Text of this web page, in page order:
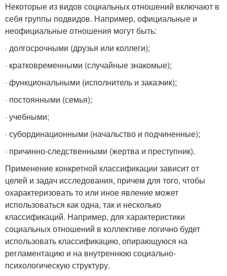
Некоторые из видов социальных отношений включают в
себя группы подвидов. Например, официальные и
неофициальные отношения могут быть:
· долгосрочными (друзья или коллеги);
· кратковременными (случайные знакомые);
· функциональными (исполнитель и заказчик);
· постоянными (семья);
· учебными;
· субординационными (начальство и подчиненные);
· причинно-следственными (жертва и преступник).
Применение конкретной классификации зависит от
целей и задач исследования, причем для того, чтобы
охарактеризовать то или иное явление может
использоваться как одна, так и несколько
классификаций. Например, для характеристики
социальных отношений в коллективе логично будет
использовать классификацию, опирающуюся на
регламентацию и на внутреннюю социально-
психологическую структуру.